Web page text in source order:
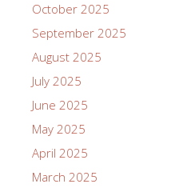
October 2025
September 2025
August 2025
July 2025
June 2025
May 2025
April 2025
March 2025